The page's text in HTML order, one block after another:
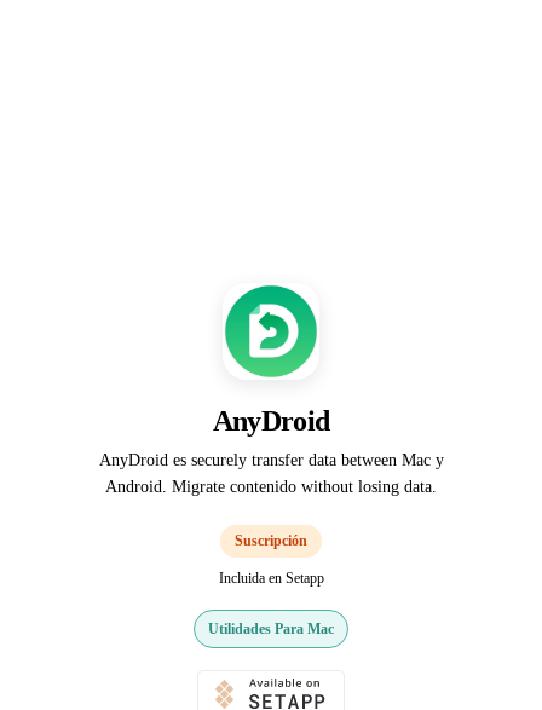
AnyDroid
AnyDroid es securely transfer data between Mac y
Android. Migrate contenido without losing data.
Suscripción
Incluida en Setapp
Utilidades Para Mac